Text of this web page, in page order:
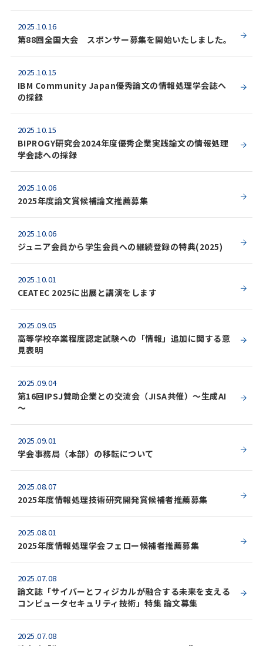
2025.10.16
第88回全国大会 スポンサー募集を開始いたしました。
2025.10.15
IBM Community Japan優秀論文の情報処理学会誌へ
の採録
2025.10.15
BIPROGY研究会2024年度優秀企業実践論文の情報処理
学会誌への採録
2025.10.06
2025年度論文賞候補論文推薦募集
2025.10.06
ジュニア会員から学生会員への継続登録の特典(2025)
2025.10.01
CEATEC 2025に出展と講演をします
2025.09.05
高等学校卒業程度認定試験への「情報」追加に関する意
見表明
2025.09.04
第16回IPSJ賛助企業との交流会（JISA共催）～生成AI
～
2025.09.01
学会事務局（本部）の移転について
2025.08.07
2025年度情報処理技術研究開発賞候補者推薦募集
2025.08.01
2025年度情報処理学会フェロー候補者推薦募集
2025.07.08
論文誌「サイバーとフィジカルが融合する未来を支える
コンピュータセキュリティ技術」特集 論文募集
2025.07.08